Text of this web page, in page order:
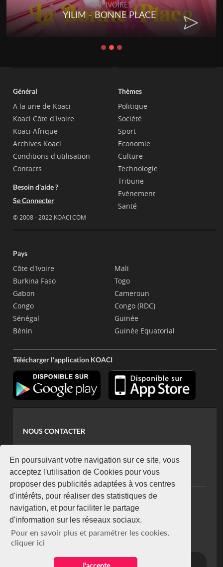
En poursuivant votre navigation sur ce site, vous
acceptez l'utilisation de Cookies pour vous
proposer des publicités adaptées à vos centres
d'intérêts, pour réaliser des statistiques de
navigation, et pour faciliter le partage
d'information sur les réseaux sociaux.
Pour en savoir plus et paramétrer les cookies,
cliquer ici
RAP IVOIRE
YILIM - BONNE PLACE
Général
A la une de Koaci
Koaci Côte d'Ivoire
Koaci Afrique
Archives Koaci
Conditions d'utilisation
Contacts
Besoin d'aide ?
Se Connecter
© 2008 - 2022 KOACI.COM
Thèmes
Politique
Société
Sport
Economie
Culture
Technologie
Tribune
Evènement
Santé
Pays
Côte d'Ivoire
Burkina Faso
Gabon
Congo
Sénégal
Bénin
Mali
Togo
Cameroun
Congo (RDC)
Guinée
Guinée Equatorial
Télécharger l'application KOACI
NOUS CONTACTER
koaci@yahoo.fr
+225 07 08 85 52 93
NEWSLETTER
Restez connecté via notre newsletter
S'abonner
Se désabonner